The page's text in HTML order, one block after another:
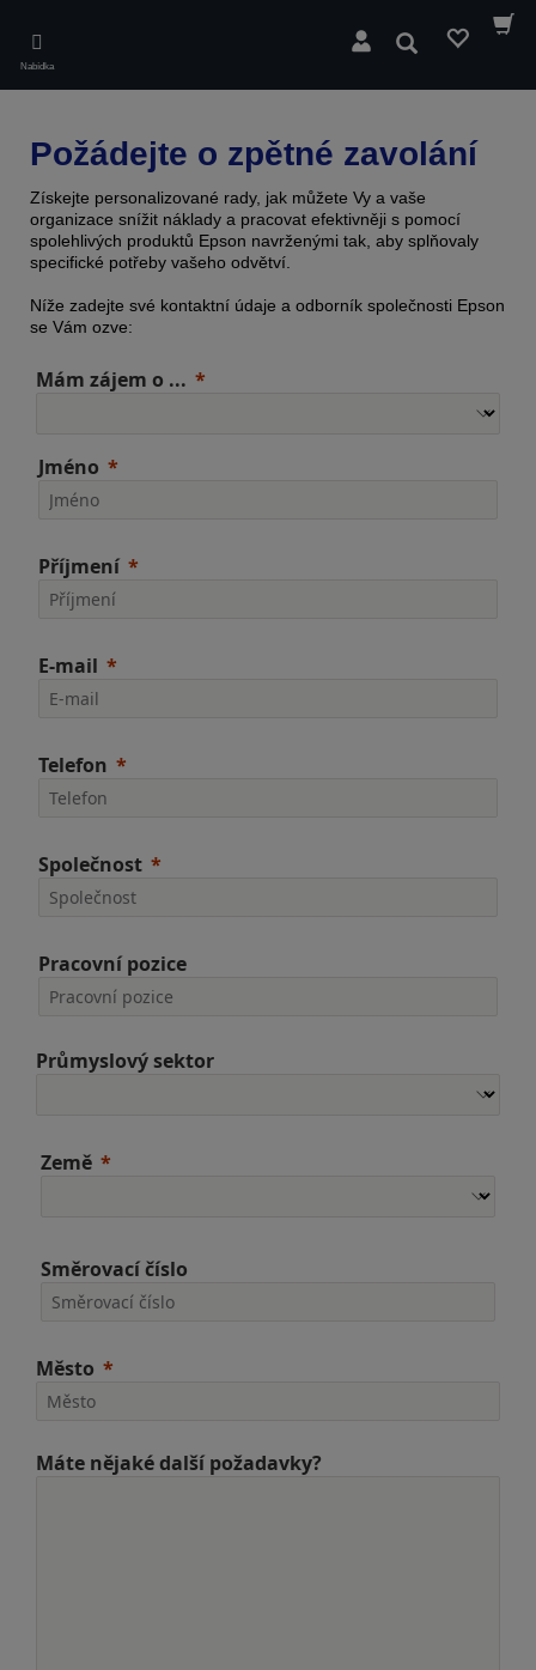
main
content
Nabídka
Hledat
Požádejte o zpětné zavolání
Získejte personalizované rady, jak můžete Vy a vaše
organizace snížit náklady a pracovat efektivněji s pomocí
spolehlivých produktů Epson navrženými tak, aby splňovaly
specifické potřeby vašeho odvětví.
Níže zadejte své kontaktní údaje a odborník společnosti Epson
se Vám ozve:
Mám zájem o ...
Jméno
Příjmení
E-mail
Telefon
Společnost
Pracovní pozice
Průmyslový sektor
Země
Směrovací číslo
Město
Máte nějaké další požadavky?